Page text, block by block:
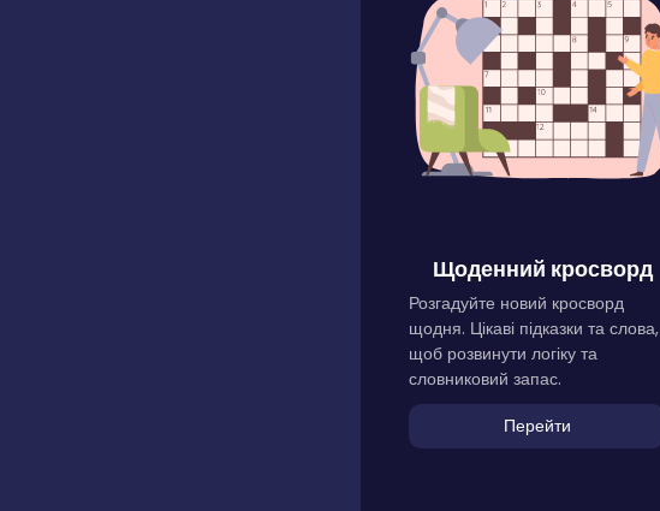
Щоденний кросворд
Розгадуйте новий кросворд
щодня. Цікаві підказки та слова,
щоб розвинути логіку та
словниковий запас.
Перейти